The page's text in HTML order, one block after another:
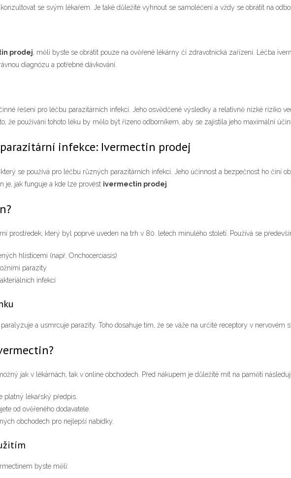
se svým lékařem. Je také důležité vyhnout se samoléčení a vždy se obrátit na
prodej, měli byste se obrátit pouze na ověřené lékárny či zdravotnická zařízení. Léčba
diagnózu a potřebné dávkování.
řešení pro léčbu parazitárních infekcí. Jeho osvědčené výsledky a relativně nízké riziko
že používání tohoto léku by mělo být řízeno odborníkem, aby se zajistila jeho maximální
infekce: Ivermectin prodej
se používá pro léčbu různých parazitárních infekcí. Jeho účinnost a bezpečnost ho činí
je, jak funguje a kde lze provést ivermectin prodej
prostředek, který byl poprvé uveden na trh v 80. letech minulého století. Používá se
hlísticemi (např. Onchocerciasis)
parazity
infekcí
a usmrcuje parazity. Toho dosahuje tím, že se váže na určité receptory v nervovém
jak v lékárnách, tak v online obchodech. Před nákupem je důležité mít na paměti
platný lékařský předpis.
od ověřeného dodavatele.
obchodech pro nejlepší nabídky.
byste měli: